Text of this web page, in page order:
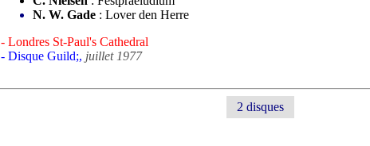
N. W. Gade : Lover den Herre
- Londres St-Paul's Cathedral
- Disque Guild;, juillet 1977
2 disques